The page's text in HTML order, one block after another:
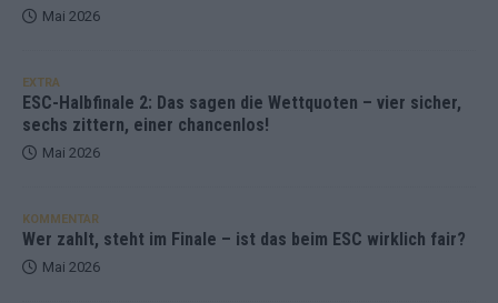
Mai 2026
EXTRA
ESC-Halbfinale 2: Das sagen die Wettquoten – vier sicher,
sechs zittern, einer chancenlos!
Mai 2026
KOMMENTAR
Wer zahlt, steht im Finale – ist das beim ESC wirklich fair?
Mai 2026